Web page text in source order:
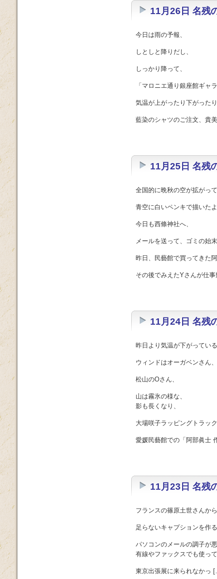
11月26日 名残
今日は雨の予報、
しとしと降りだし、
しっかり降って、
「マロニエ通り銀座館ギャ
気温が上がったり下がった
藍染のシャツのご注文、
11月25日 名残
全国的に晩秋の空が拡がっ
青空に白いペンキで描いた
今日も西條神社へ、
メールを送って、ゴミの始
昨日、民藝館で買ってきた
その後でみえたYさんが仕
11月24日 名残
昨日より気温が下がってい
ウィンドはオーガベンさん、
松山のOさん、
山は霧氷の様な、
影も長くなり、
大場咲子ラッピングトラッ
愛媛民藝館での「阿部眞
11月23日 名残
フランスの篠原土世さんか
足らないキャプションを作
パソコンのメールの調子が
有線やファックスでも使っ
東京出張展に来られなか